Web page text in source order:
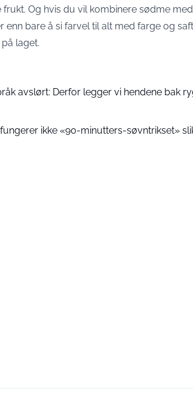
frukt. Og hvis du vil kombinere sødme
enn bare å si farvel til alt med farge og
laget.
avslørt: Derfor legger vi hendene bak
ikke «90-minutters-søvntrikset»